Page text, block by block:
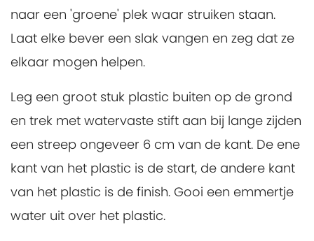
naar een 'groene' plek waar struiken staan.
Laat elke bever een slak vangen en zeg dat ze
elkaar mogen helpen.
Leg een groot stuk plastic buiten op de grond
en trek met watervaste stift aan bij lange zijden
een streep ongeveer 6 cm van de kant. De ene
kant van het plastic is de start, de andere kant
van het plastic is de finish. Gooi een emmertje
water uit over het plastic.